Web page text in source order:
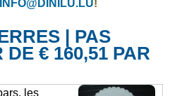
INFO@DINILU.LU!
| PAS
€ 160,51 PAR
les